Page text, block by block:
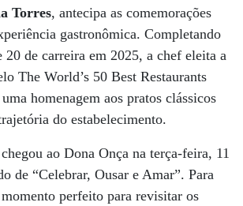
Torres, antecipa as comemorações
gastronômica. Completando
20 de carreira em 2025, a chef eleita a
The World’s 50 Best Restaurants
homenagem aos pratos clássicos
do estabelecimento.
ao Dona Onça na terça-feira, 11
de “Celebrar, Ousar e Amar”. Para
momento perfeito para revisitar os